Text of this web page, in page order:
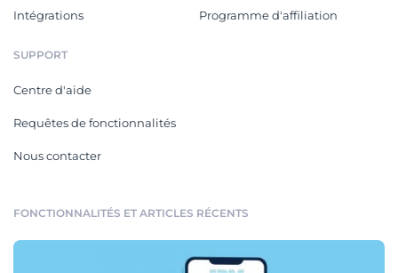
Intégrations Programme d'affiliation
SUPPORT
Centre d'aide
Requêtes de fonctionnalités
Nous contacter
FONCTIONNALITÉS ET ARTICLES RÉCENTS